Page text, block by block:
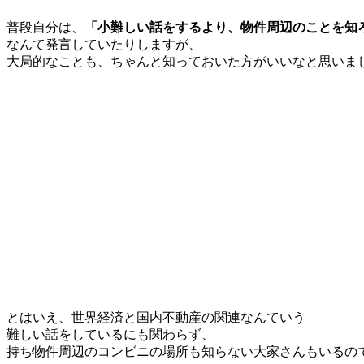
普段自分は、
「小難しい話をするより、物件周辺のことを知
なんて発言していたりしますが、
大局的なことも、ちゃんと知っておいた方がいいなと思いま
とはいえ、世界経済と国内不動産の関連なんていう
難しい話をしているにも関わらず、
持ち物件周辺のコンビニの場所も知らない大家さんもいるの